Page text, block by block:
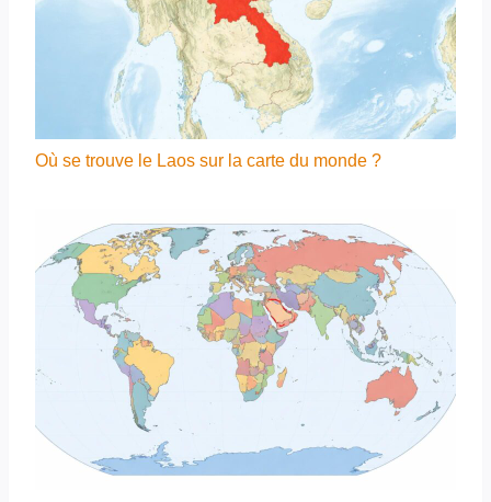
Où se trouve le Laos sur la carte du monde ?